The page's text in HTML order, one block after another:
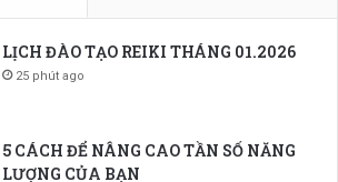
LỊCH ĐÀO TẠO REIKI THÁNG 01.2026
25 phút ago
5 CÁCH ĐỂ NÂNG CAO TẦN SỐ NĂNG
LƯỢNG CỦA BẠN